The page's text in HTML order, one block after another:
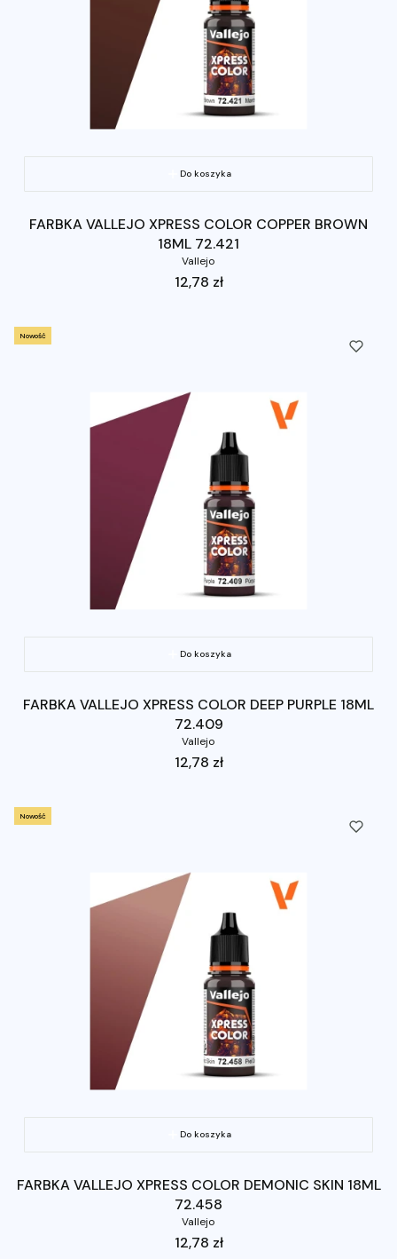
Do koszyka
FARBKA VALLEJO XPRESS COLOR COPPER BROWN
18ML 72.421
Vallejo
Cena
12,78 zł
Nowość
Do koszyka
FARBKA VALLEJO XPRESS COLOR DEEP PURPLE 18ML
72.409
Vallejo
Cena
12,78 zł
Nowość
Do koszyka
FARBKA VALLEJO XPRESS COLOR DEMONIC SKIN 18ML
72.458
Vallejo
Cena
12,78 zł